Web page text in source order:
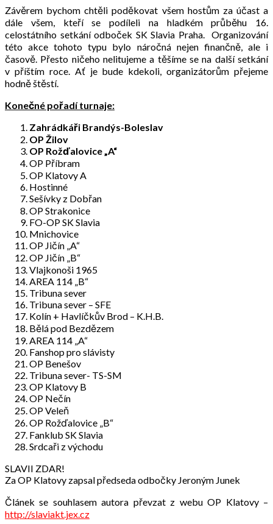
Závěrem bychom chtěli poděkovat všem hostům za účast a
dále všem, kteří se podíleli na hladkém průběhu 16.
celostátního setkání odboček SK Slavia Praha. Organizování
této akce tohoto typu bylo náročná nejen finančně, ale i
časově. Přesto ničeho nelitujeme a těšíme se na další setkání
v příštím roce. Ať je bude kdekoli, organizátorům přejeme
hodně štěstí.
Konečné pořadí turnaje:
Zahrádkáři Brandýs-Boleslav
OP Žilov
OP Rožďalovice „A“
OP Příbram
OP Klatovy A
Hostinné
Sešívky z Dobřan
OP Strakonice
FO-OP SK Slavia
Mnichovice
OP Jičín „A“
OP Jičín „B“
Vlajkonoši 1965
AREA 114 „B“
Tribuna sever
Tribuna sever – SFE
Kolín + Havlíčkův Brod – K.H.B.
Bělá pod Bezdězem
AREA 114 „A“
Fanshop pro slávisty
OP Benešov
Tribuna sever- TS-SM
OP Klatovy B
OP Nečín
OP Veleň
OP Rožďalovice „B“
Fanklub SK Slavia
Srdcaři z východu
SLAVII ZDAR!
Za OP Klatovy zapsal předseda odbočky Jeroným Junek
Článek se souhlasem autora převzat z webu OP Klatovy –
http://slaviakt.jex.cz